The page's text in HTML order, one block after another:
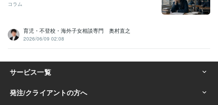
コラム
育児・不登校・海外子女相談専門 奥村直之
2026/06/09 02:08